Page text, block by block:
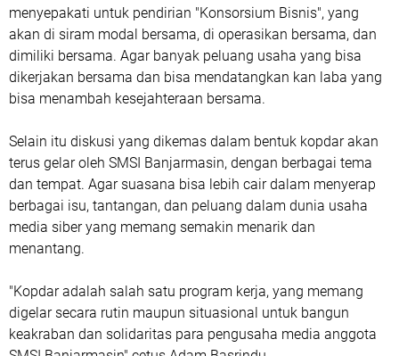
menyepakati untuk pendirian "Konsorsium Bisnis", yang
akan di siram modal bersama, di operasikan bersama, dan
dimiliki bersama. Agar banyak peluang usaha yang bisa
dikerjakan bersama dan bisa mendatangkan kan laba yang
bisa menambah kesejahteraan bersama.
Selain itu diskusi yang dikemas dalam bentuk kopdar akan
terus gelar oleh SMSI Banjarmasin, dengan berbagai tema
dan tempat. Agar suasana bisa lebih cair dalam menyerap
berbagai isu, tantangan, dan peluang dalam dunia usaha
media siber yang memang semakin menarik dan
menantang.
"Kopdar adalah salah satu program kerja, yang memang
digelar secara rutin maupun situasional untuk bangun
keakraban dan solidaritas para pengusaha media anggota